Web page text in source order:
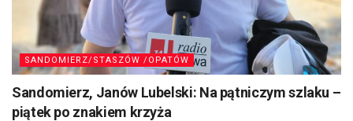
SANDOMIERZ/STASZÓW /OPATÓW
Sandomierz, Janów Lubelski: Na pątniczym szlaku –
piątek po znakiem krzyża